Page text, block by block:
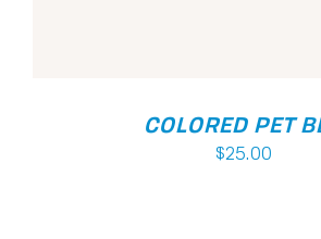
COLORED PET
$25.00